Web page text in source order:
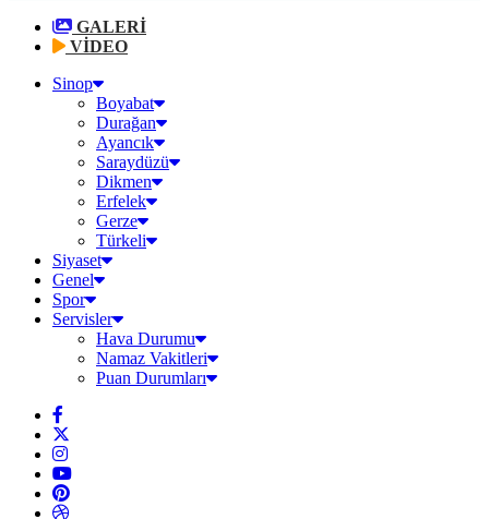
GALERİ
VİDEO
Sinop
Boyabat
Durağan
Ayancık
Saraydüzü
Dikmen
Erfelek
Gerze
Türkeli
Siyaset
Genel
Spor
Servisler
Hava Durumu
Namaz Vakitleri
Puan Durumları